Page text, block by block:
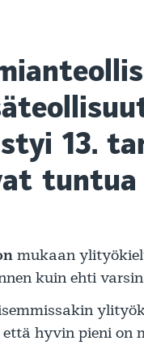
13.
mukaan
kuin ehti
hyvin pieni on